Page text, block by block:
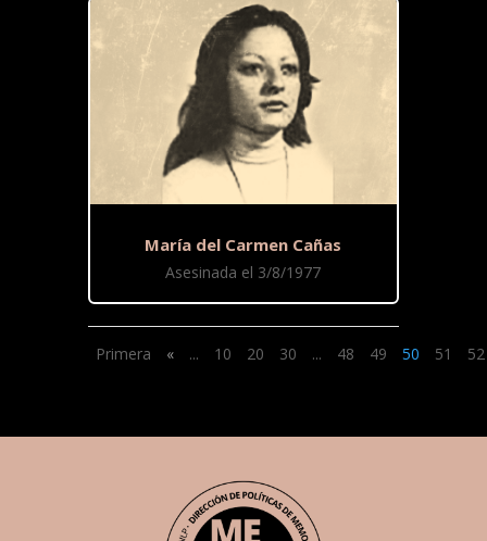
María del Carmen Cañas
Asesinada el 3/8/1977
Primera « ... 10 20 30 ... 48 49 50 51 52